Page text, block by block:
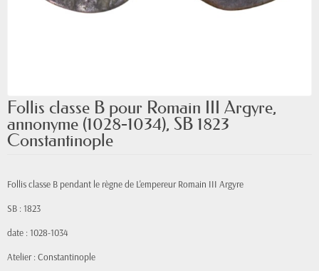
Follis classe B pour Romain III Argyre,
annonyme (1028-1034), SB 1823
Constantinople
Follis classe B pendant le règne de L'empereur Romain III Argyre
SB : 1823
date : 1028-1034
Atelier : Constantinople